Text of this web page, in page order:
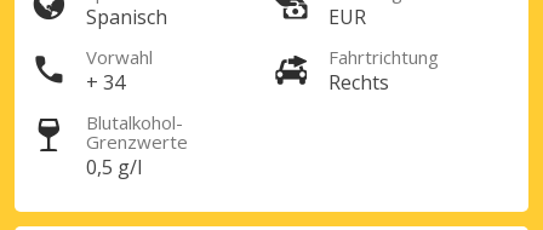
Spanisch EUR
Vorwahl
+ 34
Fahrtrichtung
Rechts
Blutalkohol-
Grenzwerte
0,5 g/l